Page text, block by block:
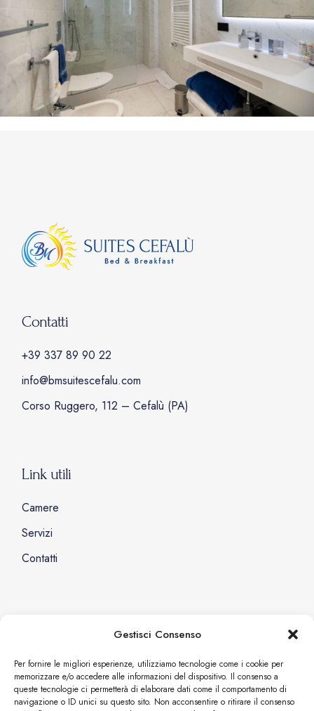
Gestisci Consenso
Per fornire le migliori esperienze, utilizziamo tecnologie come i cookie per
memorizzare e/o accedere alle informazioni del dispositivo. Il consenso a
queste tecnologie ci permetterà di elaborare dati come il comportamento di
navigazione o ID unici su questo sito. Non acconsentire o ritirare il consenso
Contatti
+39 337 89 90 22
info@bmsuitescefalu.com
Corso Ruggero, 112 – Cefalù (PA)
Link utili
Camere
Servizi
Contatti
Facebook
Instagram